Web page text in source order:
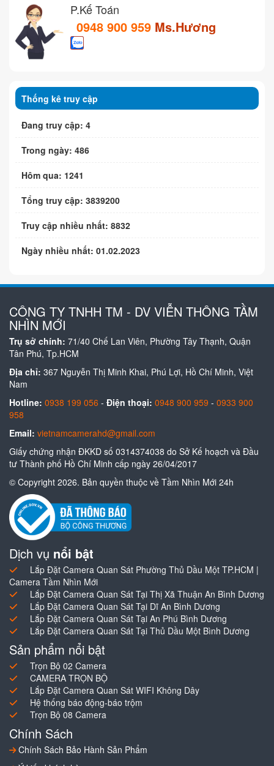
P.Kế Toán
0948 900 959 Ms.Hương
Thống kê truy cập
Đang truy cập: 4
Trong ngày: 486
Hôm qua: 1241
Tổng truy cập: 3839200
Truy cập nhiều nhất: 8832
Ngày nhiều nhất: 01.02.2023
CÔNG TY TNHH TM - DV VIỄN THÔNG TẦM
NHÌN MỚI
Trụ sở chính: 71/40 Chế Lan Viên, Phường Tây Thạnh, Quận
Tân Phú, Tp.HCM
Địa chỉ: 367 Nguyễn Thị Minh Khai, Phú Lợi, Hồ Chí Minh, Việt
Nam
Hotline: 0938 199 056 - Điện thoại: 0948 900 959 - 0933 900
958
Email: vietnamcamerahd@gmail.com
Giấy chứng nhận ĐKKD số 0314374038 do Sở Kế hoạch và Đầu
tư Thành phố Hồ Chí Minh cấp ngày 26/04/2017
© Copyright 2026. Bản quyền thuộc về Tầm Nhìn Mới 24h
Dịch vụ nổi bật
Lắp Đặt Camera Quan Sát Phường Thủ Dầu Một TP.HCM |
Camera Tầm Nhìn Mới
Lắp Đặt Camera Quan Sát Tại Thị Xã Thuận An Bình Dương
Lắp Đặt Camera Quan Sát Tại Dĩ An Bình Dương
Lắp Đặt Camera Quan Sát Tại An Phú Bình Dương
Lắp Đặt Camera Quan Sát Tại Thủ Dầu Một Bình Dương
Sản phẩm nổi bật
Trọn Bộ 02 Camera
CAMERA TRỌN BỘ
Lắp Đặt Camera Quan Sát WIFI Không Dây
Hệ thống báo động-báo trộm
Trọn Bộ 08 Camera
Chính Sách
Chính Sách Bảo Hành Sản Phẩm